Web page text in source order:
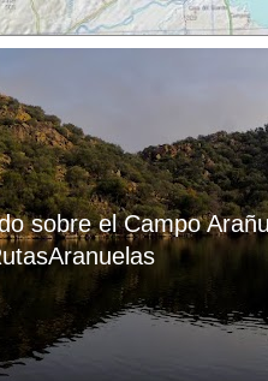
sobre el Campo